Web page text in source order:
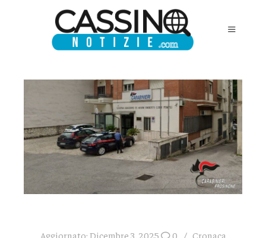
Aggiornato: Dicembre 3, 2025 0 Cronaca